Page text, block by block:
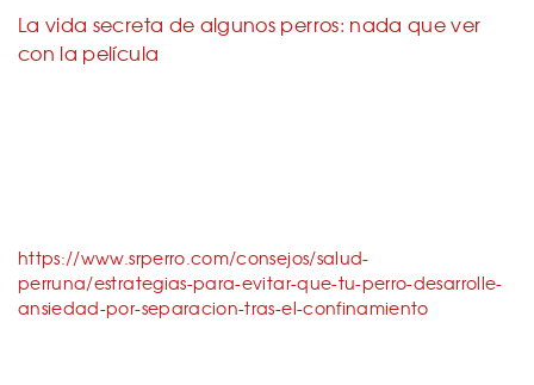
La vida secreta de algunos perros: nada que ver
con la película
https://www.srperro.com/consejos/salud-
perruna/estrategias-para-evitar-que-tu-perro-desarrolle-
ansiedad-por-separacion-tras-el-confinamiento